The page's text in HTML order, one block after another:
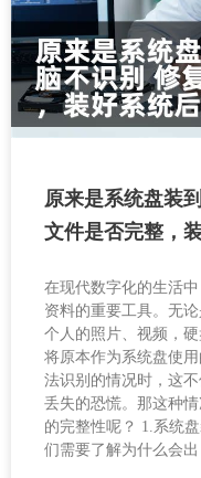
原来是系统盘装
文件是否完整，
在现代数字化的生活
资料的重要工具。无
个人的照片、视频，
将原本作为系统盘使
法识别的情况时，这
丢失的恐慌。那这种
的完整性呢？ 1.系统
们需要了解为什么会出